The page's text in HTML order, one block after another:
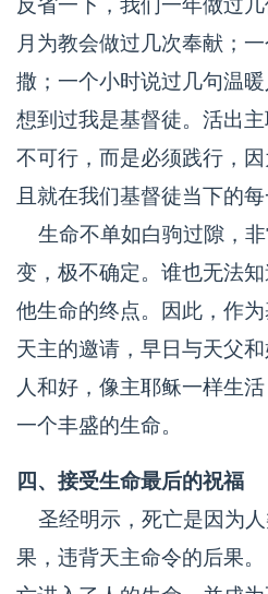
反省一下，我们一年做过
月为教会做过几次奉献；
撒；一个小时说过几句温
想到过我是基督徒。活出
不可行，而是必须践行，
且就在我们基督徒当下的每
生命不单如白驹过隙，
变，极不确定。谁也无法
他生命的终点。因此，作
天主的邀请，早日与天父
人和好，像主耶稣一样生
一个丰盛的生命。
四、接受生命最后的祝福
圣经明示，死亡是因为
果，违背天主命令的后果